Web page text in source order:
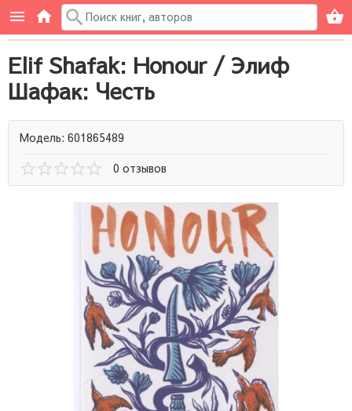
Elif Shafak: Honour / Элиф
Шафак: Честь
Модель: 601865489
0 отзывов